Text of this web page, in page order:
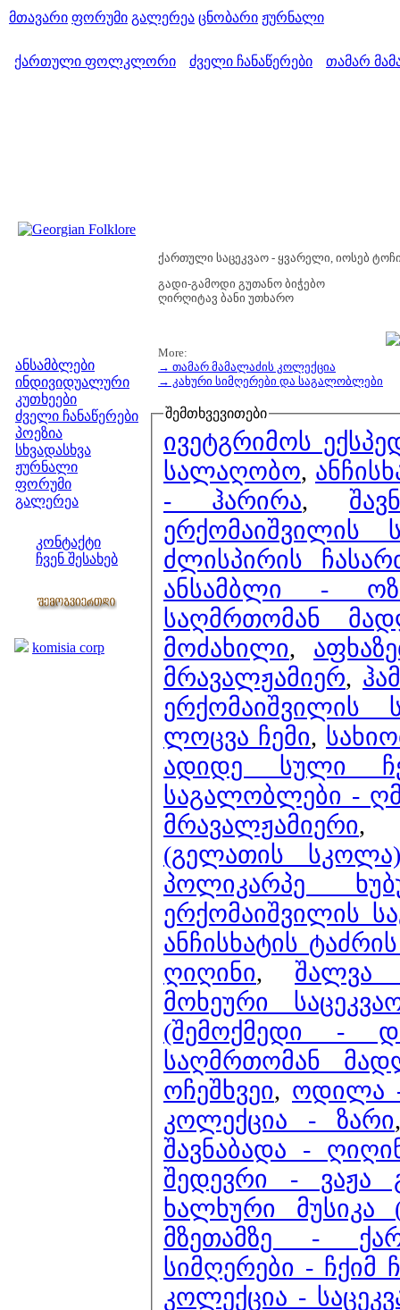
მთავარი ფორუმი გალერეა ცნობარი ჟურნალი
ქართული ფოლკლორი ძველი ჩანაწერები თამარ
ანსამბლები
ინდივიდუალური
კუთხეები
ძველი ჩანაწერები
პოეზია
სხვადასხვა
ჟურნალი
ფორუმი
გალერეა
კონტაქტი
ჩვენ შესახებ
komisia corp
ქართული საცეკვაო - ყვარელი, იოსებ
გადი-გამოდი გუთანო ბიჭებო
ღირღიტავ ბანი უთხარო
More:
→ თამარ მამალაძის კოლექცია
→ კახური სიმღერები და საგალობლები
შემთხვევითები
ივეტგრიმოს
სალაღობო,
- ჰარირა,
ძლისპირის
ანსამბლი -
საღმრთომან
მოძახილი,
მრავალჟამიერ,
ერქომაიშვილის
ლოცვა ჩემი,
ადიდე სული
საგალობლები -
მრავალჟამიერი
(გელათის
პოლიკარპე
ერქომაიშვილის
ანჩისხატის
ღიღინი, შალვა
მოხეური
(შემოქმედი -
საღმრთომან
ოჩეშხვეი, ოდილა
კოლექცია - ზარი
შავნაბადა -
შედევრი
ხალხური
მზეთამზე -
სიმღერები - ჩქიმ
კოლექცია -